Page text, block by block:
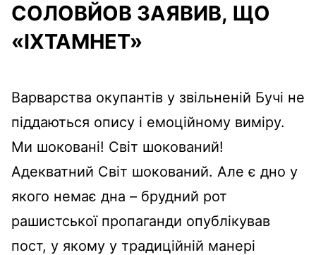
СОЛОВЙОВ ЗАЯВИВ, ЩО
«ІХТАМНЕТ»
Варварства окупантів у звільненій Бучі не
піддаються опису і емоційному виміру.
Ми шоковані! Світ шокований!
Адекватний Світ шокований. Але є дно у
якого немає дна – брудний рот
рашистської пропаганди опублікував
пост, у якому у традиційній манері